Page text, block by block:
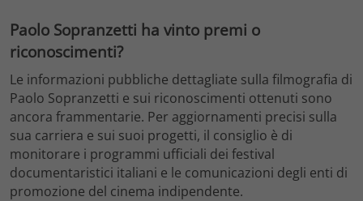
Paolo Sopranzetti ha vinto premi o
riconoscimenti?
Le informazioni pubbliche dettagliate sulla filmografia di
Paolo Sopranzetti e sui riconoscimenti ottenuti sono
ancora frammentarie. Per aggiornamenti precisi sulla
sua carriera e sui suoi progetti, il consiglio è di
monitorare i programmi ufficiali dei festival
documentaristici italiani e le comunicazioni degli enti di
promozione del cinema indipendente.